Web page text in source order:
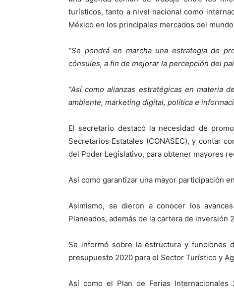
turísticos, tanto a nivel nacional como
México en los principales mercados del
“Se pondrá en marcha una estrategia de
cónsules, a fin de mejorar la percepción del
“Así como alianzas estratégicas en materia
ambiente, marketing digital, política e
El secretario destacó la necesidad de
Secretarios Estatales (CONASEC), y contar
del Poder Legislativo, para obtener mayores
Así como garantizar una mayor participación
Asimismo, se dieron a conocer los
Planeados, además de la cartera de inversión
Se informó sobre la estructura y funciones
presupuesto 2020 para el Sector Turístico y
Así como el Plan de Ferias